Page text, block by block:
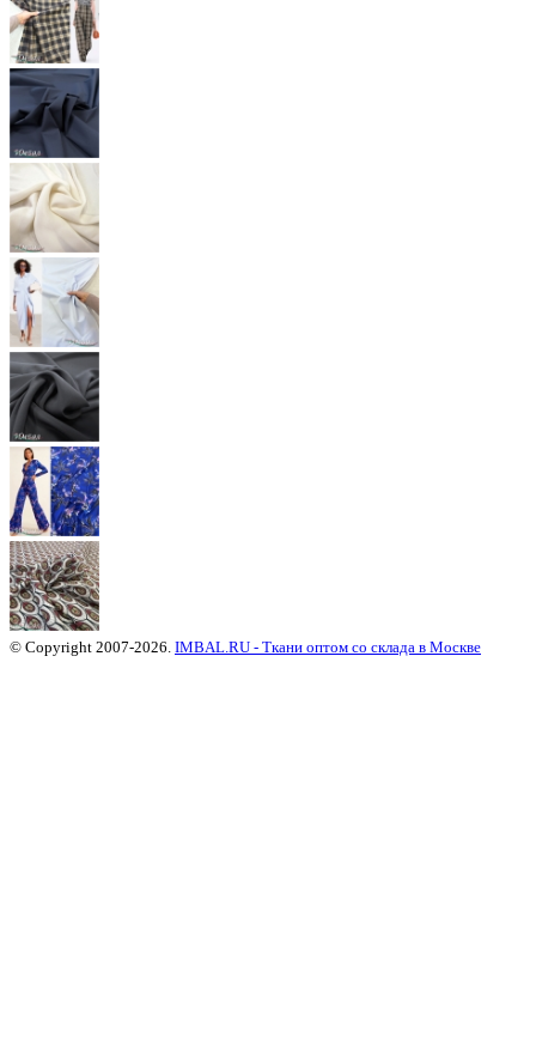
© Copyright 2007-2026. IMBAL.RU - Ткани оптом со склада в Москве